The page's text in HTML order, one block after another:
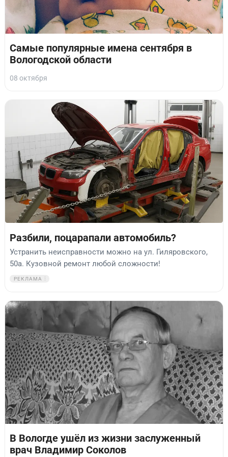
Самые популярные имена сентября в
Вологодской области
08 октября
Разбили, поцарапали автомобиль?
Устранить неисправности можно на ул. Гиляровского,
50а. Кузовной ремонт любой сложности!
РЕКЛАМА
В Вологде ушёл из жизни заслуженный
врач Владимир Соколов